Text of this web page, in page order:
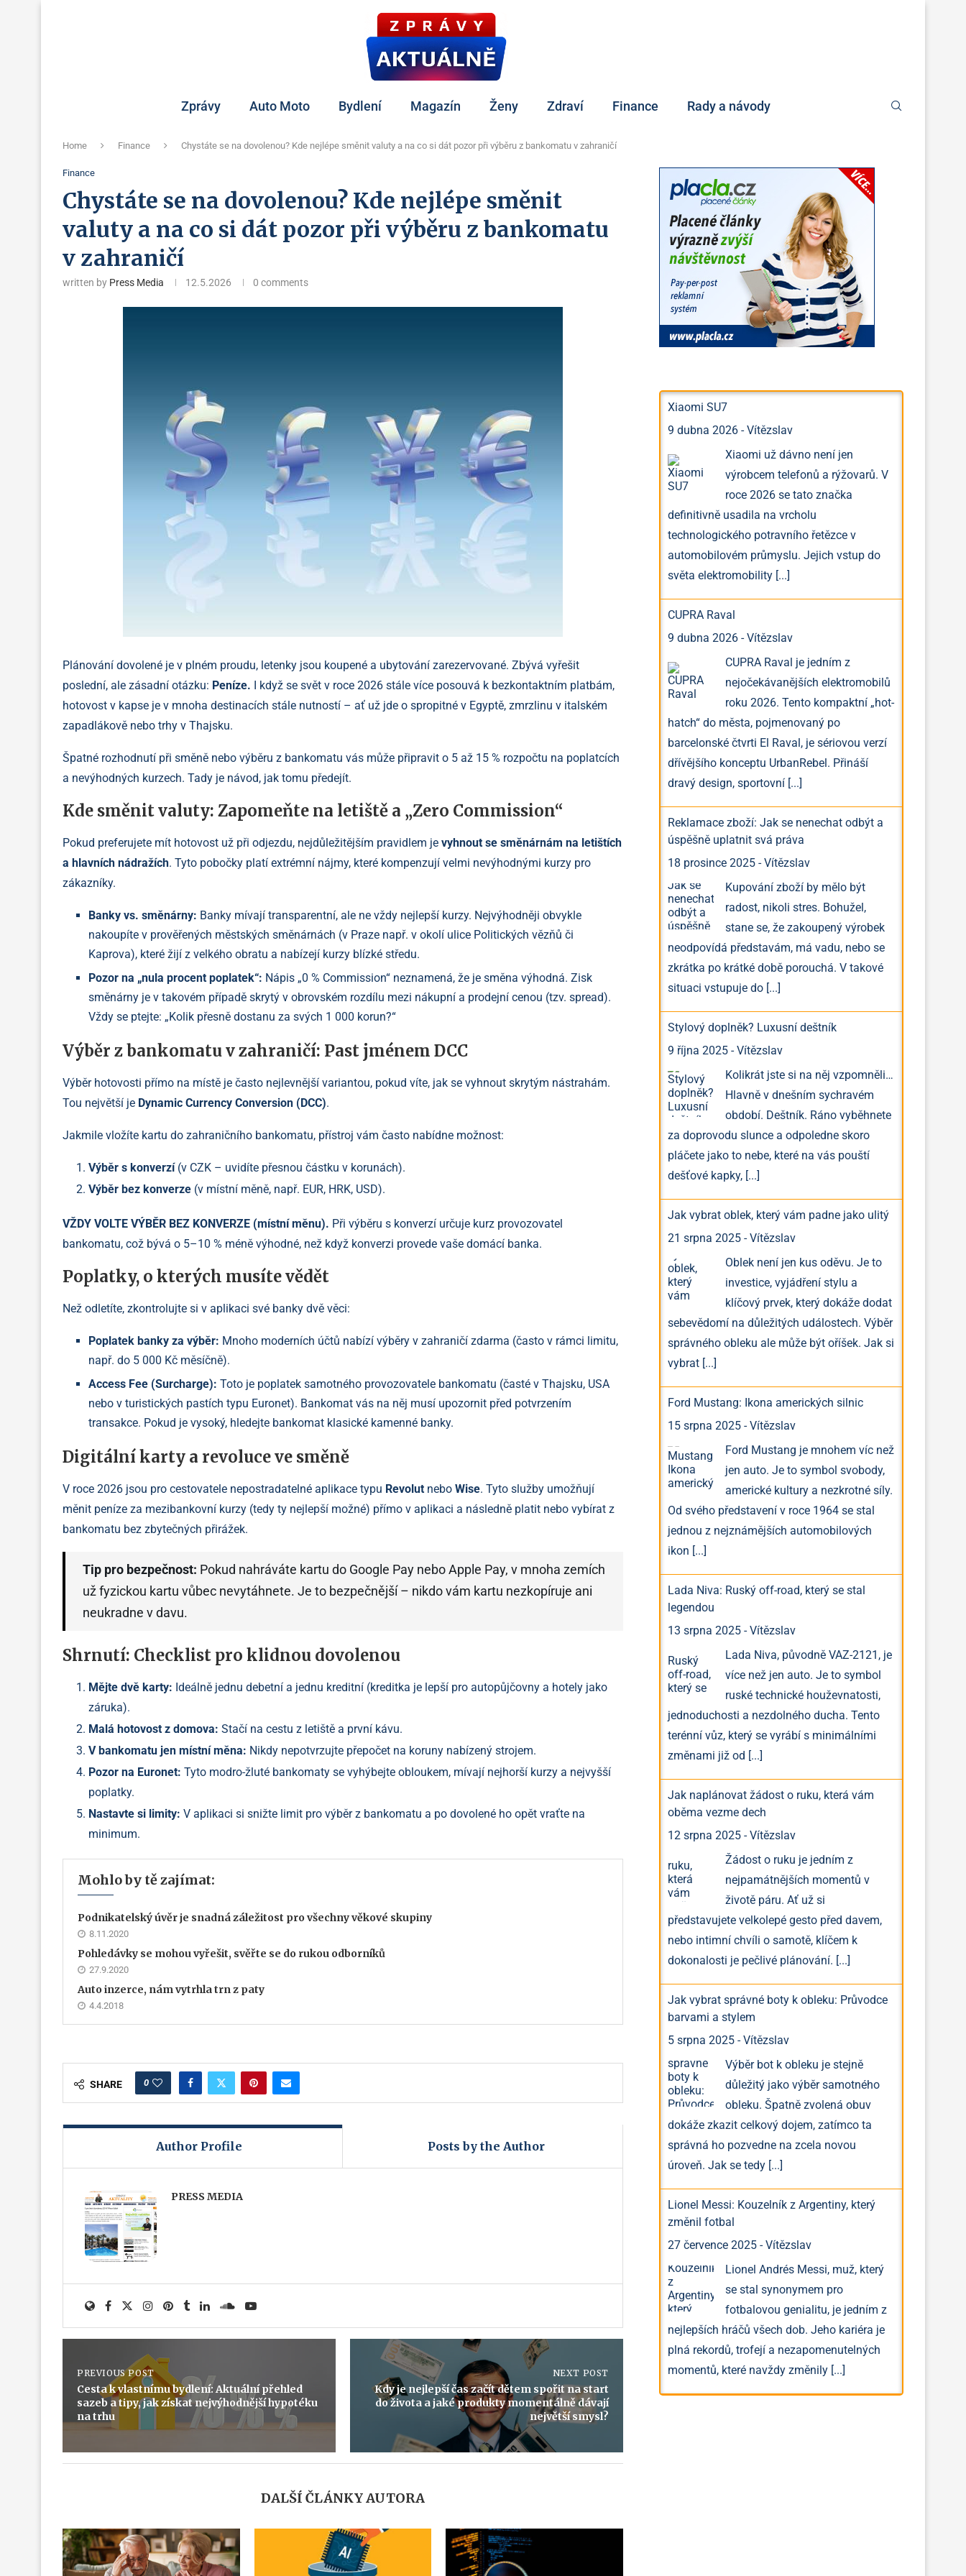
Zprávy Auto Moto Bydlení Magazín Ženy Zdraví Finance Rady a návody
Home Finance Chystáte se na dovolenou? Kde nejlépe směnit valuty a na co si dát pozor při výběru z bankomatu v zahraničí
Finance
Chystáte se na dovolenou? Kde nejlépe směnit
valuty a na co si dát pozor při výběru z bankomatu
v zahraničí
written by Press Media 12.5.2026 0 comments
Plánování dovolené je v plném proudu, letenky jsou koupené a ubytování zarezervované. Zbývá vyřešit
poslední, ale zásadní otázku: Peníze. I když se svět v roce 2026 stále více posouvá k bezkontaktním platbám,
hotovost v kapse je v mnoha destinacích stále nutností – ať už jde o spropitné v Egyptě, zmrzlinu v italském
zapadlákově nebo trhy v Thajsku.
Špatné rozhodnutí při směně nebo výběru z bankomatu vás může připravit o 5 až 15 % rozpočtu na poplatcích
a nevýhodných kurzech. Tady je návod, jak tomu předejít.
Kde směnit valuty: Zapomeňte na letiště a „Zero Commission“
Pokud preferujete mít hotovost už při odjezdu, nejdůležitějším pravidlem je vyhnout se směnárnám na letištích
a hlavních nádražích. Tyto pobočky platí extrémní nájmy, které kompenzují velmi nevýhodnými kurzy pro
zákazníky.
Banky vs. směnárny: Banky mívají transparentní, ale ne vždy nejlepší kurzy. Nejvýhodněji obvykle
nakoupíte v prověřených městských směnárnách (v Praze např. v okolí ulice Politických vězňů či
Kaprova), které žijí z velkého obratu a nabízejí kurzy blízké středu.
Pozor na „nula procent poplatek“: Nápis „0 % Commission“ neznamená, že je směna výhodná. Zisk
směnárny je v takovém případě skrytý v obrovském rozdílu mezi nákupní a prodejní cenou (tzv. spread).
Vždy se ptejte: „Kolik přesně dostanu za svých 1 000 korun?“
Výběr z bankomatu v zahraničí: Past jménem DCC
Výběr hotovosti přímo na místě je často nejlevnější variantou, pokud víte, jak se vyhnout skrytým nástrahám.
Tou největší je Dynamic Currency Conversion (DCC).
Jakmile vložíte kartu do zahraničního bankomatu, přístroj vám často nabídne možnost:
Výběr s konverzí(v CZK – uvidíte přesnou částku v korunách).
Výběr bez konverze (v místní měně, např. EUR, HRK, USD).
VŽDY VOLTE VÝBĚR BEZ KONVERZE (místní měnu). Při výběru s konverzí určuje kurz provozovatel
bankomatu, což bývá o 5–10 % méně výhodné, než když konverzi provede vaše domácí banka.
Poplatky, o kterých musíte vědět
Než odletíte, zkontrolujte si v aplikaci své banky dvě věci:
Poplatek banky za výběr: Mnoho moderních účtů nabízí výběry v zahraničí zdarma (často v rámci limitu,
např. do 5 000 Kč měsíčně).
Access Fee (Surcharge): Toto je poplatek samotného provozovatele bankomatu (časté v Thajsku, USA
nebo v turistických pastích typu Euronet). Bankomat vás na něj musí upozornit před potvrzením
transakce. Pokud je vysoký, hledejte bankomat klasické kamenné banky.
Digitální karty a revoluce ve směně
V roce 2026 jsou pro cestovatele nepostradatelné aplikace typu Revolut nebo Wise. Tyto služby umožňují
měnit peníze za mezibankovní kurzy (tedy ty nejlepší možné) přímo v aplikaci a následně platit nebo vybírat z
bankomatu bez zbytečných přirážek.
Tip pro bezpečnost: Pokud nahráváte kartu do Google Pay nebo Apple Pay, v mnoha zemích
už fyzickou kartu vůbec nevytáhnete. Je to bezpečnější – nikdo vám kartu nezkopíruje ani
neukradne v davu.
Shrnutí: Checklist pro klidnou dovolenou
Mějte dvě karty: Ideálně jednu debetní a jednu kreditní (kreditka je lepší pro autopůjčovny a hotely jako
záruka).
Malá hotovost z domova: Stačí na cestu z letiště a první kávu.
V bankomatu jen místní měna: Nikdy nepotvrzujte přepočet na koruny nabízený strojem.
Pozor na Euronet: Tyto modro-žluté bankomaty se vyhýbejte obloukem, mívají nejhorší kurzy a nejvyšší
poplatky.
Nastavte si limity: V aplikaci si snižte limit pro výběr z bankomatu a po dovolené ho opět vraťte na
minimum.
Mohlo by tě zajímat:
Podnikatelský úvěr je snadná záležitost pro všechny věkové skupiny
8.11.2020
Pohledávky se mohou vyřešit, svěřte se do rukou odborníků
27.9.2020
Auto inzerce, nám vytrhla trn z paty
4.4.2018
SHARE 0
Author Profile Posts by the Author
PRESS MEDIA
PREVIOUS POST
Cesta k vlastnímu bydlení: Aktuální přehled
sazeb a tipy, jak získat nejvýhodnější hypotéku
na trhu
NEXT POST
Kdy je nejlepší čas začít dětem spořit na start
do života a jaké produkty momentálně dávají
největší smysl?
DALŠÍ ČLÁNKY AUTORA
Xiaomi SU7
9 dubna 2026 -Vítězslav
Xiaomi už dávno není jen
výrobcem telefonů a rýžovarů. V
roce 2026 se tato značka
definitivně usadila na vrcholu
technologického potravního řetězce v
automobilovém průmyslu. Jejich vstup do
světa elektromobility [...]
CUPRA Raval
9 dubna 2026 -Vítězslav
CUPRA Raval je jedním z
nejočekávanějších elektromobilů
roku 2026. Tento kompaktní „hot-
hatch“ do města, pojmenovaný po
barcelonské čtvrti El Raval, je sériovou verzí
dřívějšího konceptu UrbanRebel. Přináší
dravý design, sportovní [...]
Reklamace zboží: Jak se nenechat odbýt a
úspěšně uplatnit svá práva
18 prosince 2025 -Vítězslav
Kupování zboží by mělo být
radost, nikoli stres. Bohužel,
stane se, že zakoupený výrobek
neodpovídá představám, má vadu, nebo se
zkrátka po krátké době porouchá. V takové
situaci vstupuje do [...]
Stylový doplněk? Luxusní deštník
9 října 2025 -Vítězslav
Kolikrát jste si na něj vzpomněli…
Hlavně v dnešním sychravém
období. Deštník. Ráno vyběhnete
za doprovodu slunce a odpoledne skoro
pláčete jako to nebe, které na vás pouští
dešťové kapky, [...]
Jak vybrat oblek, který vám padne jako ulitý
21 srpna 2025 -Vítězslav
Oblek není jen kus oděvu. Je to
investice, vyjádření stylu a
klíčový prvek, který dokáže dodat
sebevědomí na důležitých událostech. Výběr
správného obleku ale může být oříšek. Jak si
vybrat [...]
Ford Mustang: Ikona amerických silnic
15 srpna 2025 -Vítězslav
Ford Mustang je mnohem víc než
jen auto. Je to symbol svobody,
americké kultury a nezkrotné síly.
Od svého představení v roce 1964 se stal
jednou z nejznámějších automobilových
ikon [...]
Lada Niva: Ruský off-road, který se stal
legendou
13 srpna 2025 -Vítězslav
Lada Niva, původně VAZ-2121, je
více než jen auto. Je to symbol
ruské technické houževnatosti,
jednoduchosti a nezdolného ducha. Tento
terénní vůz, který se vyrábí s minimálními
změnami již od [...]
Jak naplánovat žádost o ruku, která vám
oběma vezme dech
12 srpna 2025 -Vítězslav
Žádost o ruku je jedním z
nejpamátnějších momentů v
životě páru. Ať už si
představujete velkolepé gesto před davem,
nebo intimní chvíli o samotě, klíčem k
dokonalosti je pečlivé plánování. [...]
Jak vybrat správné boty k obleku: Průvodce
barvami a stylem
5 srpna 2025 -Vítězslav
Výběr bot k obleku je stejně
důležitý jako výběr samotného
obleku. Špatně zvolená obuv
dokáže zkazit celkový dojem, zatímco ta
správná ho pozvedne na zcela novou
úroveň. Jak se tedy [...]
Lionel Messi: Kouzelník z Argentiny, který
změnil fotbal
27 července 2025 -Vítězslav
Lionel Andrés Messi, muž, který
se stal synonymem pro
fotbalovou genialitu, je jedním z
nejlepších hráčů všech dob. Jeho kariéra je
plná rekordů, trofejí a nezapomenutelných
momentů, které navždy změnily [...]